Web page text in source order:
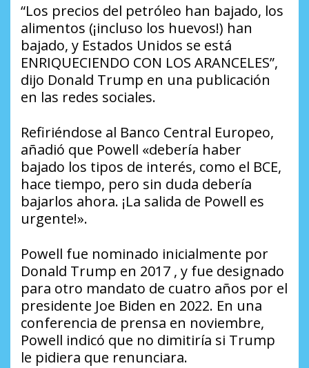
“Los precios del petróleo han bajado, los
alimentos (¡incluso los huevos!) han
bajado, y Estados Unidos se está
ENRIQUECIENDO CON LOS ARANCELES”,
dijo Donald Trump en una publicación
en las redes sociales.
Refiriéndose al Banco Central Europeo,
añadió que Powell «debería haber
bajado los tipos de interés, como el BCE,
hace tiempo, pero sin duda debería
bajarlos ahora. ¡La salida de Powell es
urgente!».
Powell fue nominado inicialmente por
Donald Trump en 2017 , y fue designado
para otro mandato de cuatro años por el
presidente Joe Biden en 2022. En una
conferencia de prensa en noviembre,
Powell indicó que no dimitiría si Trump
le pidiera que renunciara.